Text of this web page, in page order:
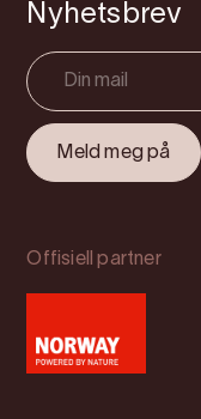
Nyhetsbrev
Offisiell partner